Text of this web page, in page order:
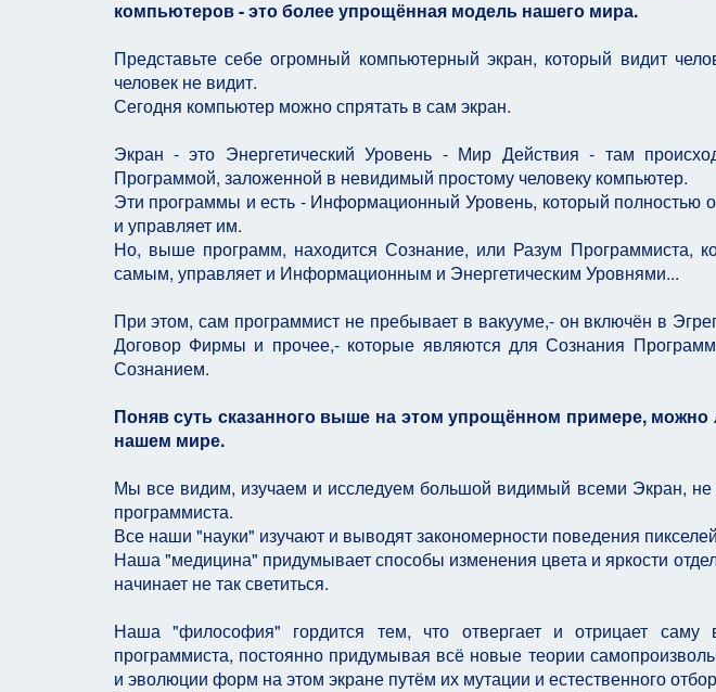
компьютеров - это более упрощённая модель нашего мира.
Представьте себе огромный компьютерный экран, который видит
человек не видит.
Сегодня компьютер можно спрятать в сам экран.
Экран - это Энергетический Уровень - Мир Действия - там
Программой, заложенной в невидимый простому человеку компьютер.
Эти программы и есть - Информационный Уровень, который полностью
и управляет им.
Но, выше программ, находится Сознание, или Разум Программиста,
самым, управляет и Информационным и Энергетическим Уровнями...
При этом, сам программист не пребывает в вакууме,- он включён в
Договор Фирмы и прочее,- которые являются для Сознания
Сознанием.
Поняв суть сказанного выше на этом упрощённом примере, можно
нашем мире.
Мы все видим, изучаем и исследуем большой видимый всеми Экран,
программиста.
Все наши "науки" изучают и выводят закономерности поведения
Наша "медицина" придумывает способы изменения цвета и яркости
начинает не так светиться.
Наша "философия" гордится тем, что отвергает и отрицает саму
программиста, постоянно придумывая всё новые теории
и эволюции форм на этом экране путём их мутации и естественного